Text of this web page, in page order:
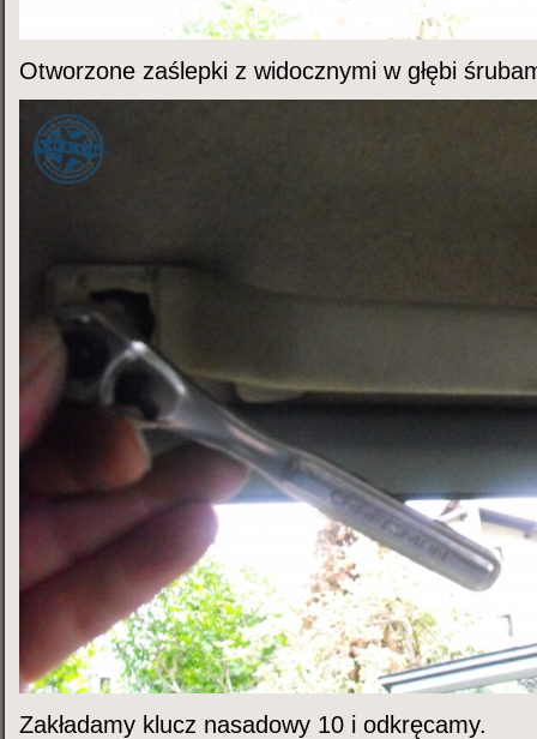
Otworzone zaślepki z widocznymi w głębi
Zakładamy klucz nasadowy 10 i odkręcamy.